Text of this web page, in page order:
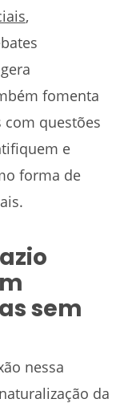
,
fomenta
com questões
e
forma de
sem
nessa
da